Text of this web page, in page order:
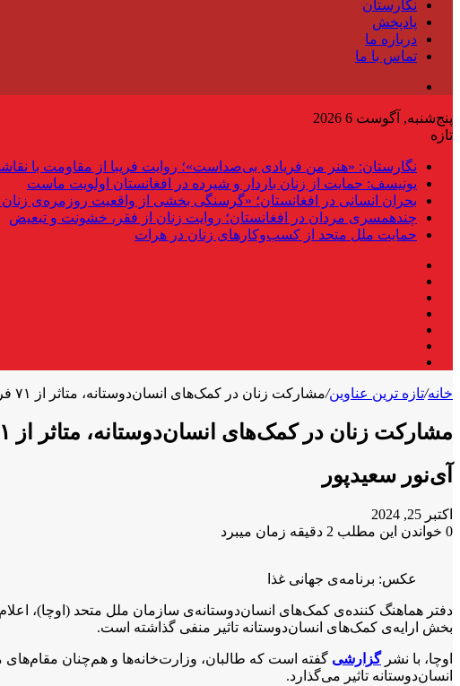
نگارستان
پادپخش
درباره ما
تماس با ما
پنج‌شنبه, آگوست 6 2026
تازه
نگارستان: «هنر من فریادی بی‌صداست»؛ روایت فریبا از مقاومت با
یونیسف: حمایت از زنان باردار و شیرده در افغانستان اولویت ماست
بحران انسانی در افغانستان؛ «گرسنگی بخشی از واقعیت روزمره‌ی
چندهمسری مردان در افغانستان؛ روایت زنان از فقر، خشونت و تبعیض
حمایت ملل متحد از کسب‌وکارهای زنان در هرات
خانه/تازه ترین عناوین/مشارکت زنان در کمک‌های انسان‌دوستانه، متاثر از ۷۱ فرمان طالبان
مشارکت زنان در کمک‌های انسان‌دوستانه، متاثر از ۷۱ فرمان طالبان
آی‌نور سعیدپور
اکتبر 25, 2024
0 خواندن این مطلب 2 دقیقه زمان میبرد
عکس: برنامه‌ی جهانی غذا
بخش ارایه‌ی کمک‌های انسان‌دوستانه تاثیر منفی گذاشته است.
اوچا، با نشرگزارشی
انسان‌دوستانه تاثیر می‌گذارد.